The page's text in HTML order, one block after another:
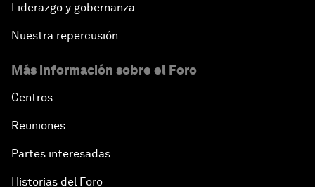
Liderazgo y gobernanza
Nuestra repercusión
Más información sobre el Foro
Centros
Reuniones
Partes interesadas
Historias del Foro